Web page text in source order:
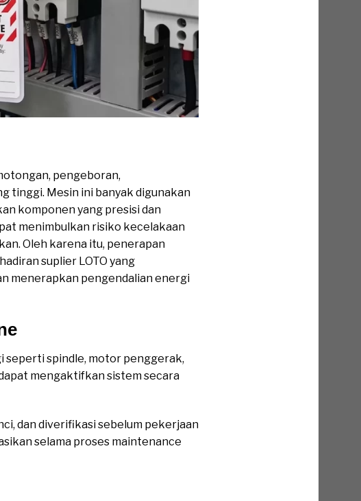
pengeboran,
tinggi. Mesin ini banyak digunakan
komponen yang presisi dan
menimbulkan risiko kecelakaan
Oleh karena itu, penerapan
suplier LOTO yang
menerapkan pengendalian energi
seperti spindle, motor penggerak,
mengaktifkan sistem secara
dan diverifikasi sebelum pekerjaan
selama proses maintenance